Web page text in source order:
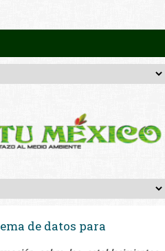
de datos para